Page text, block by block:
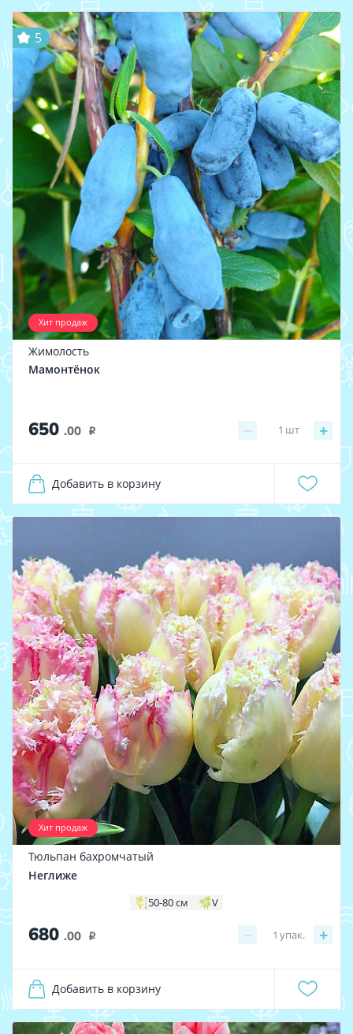
Хит продаж
5
Жимолость
Мамонтёнок
650 .00 i − +
1 шт
Добавить в корзину
Хит продаж
Тюльпан бахромчатый
Неглиже
50-80 см V
680 .00 i − +
1 упак.
Добавить в корзину